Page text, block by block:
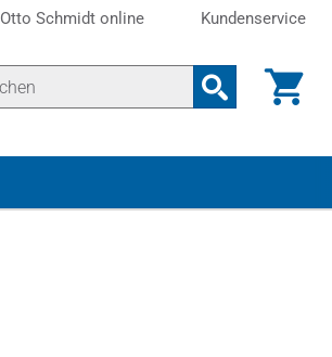
Otto Schmidt online Kundenservice